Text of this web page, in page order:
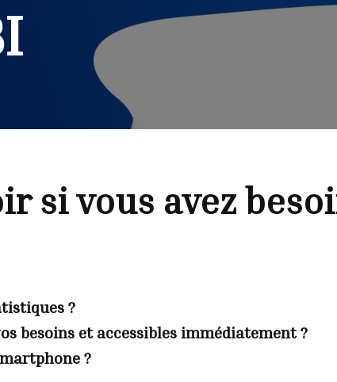
si vous avez
?
besoins et accessibles immédiatement ?
?